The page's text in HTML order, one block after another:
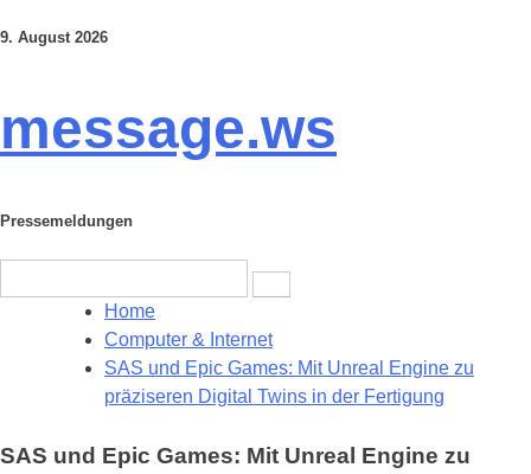
Skip
9. August 2026
message.ws
Pressemeldungen
for:
Home
Computer & Internet
SAS und Epic Games: Mit Unreal Engine zu
präziseren Digital Twins in der Fertigung
SAS und Epic Games: Mit Unreal Engine zu